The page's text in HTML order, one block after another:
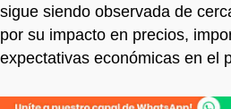
sigue siendo observada de
por su impacto en precios,
expectativas económicas en el